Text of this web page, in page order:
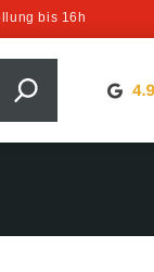
bis 16h